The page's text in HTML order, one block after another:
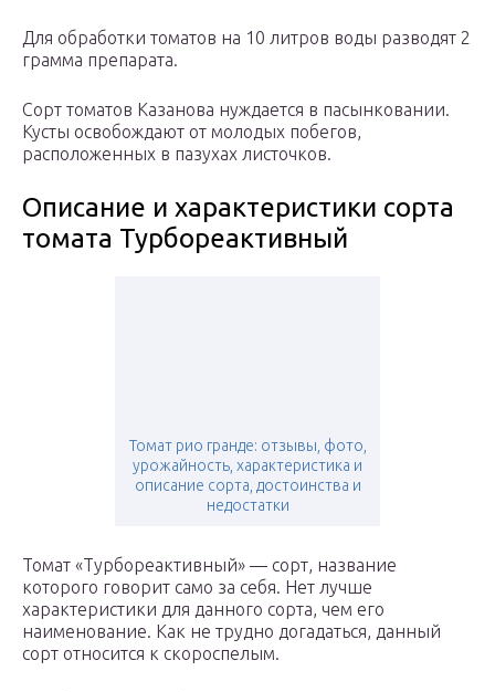
Для обработки томатов на 10 литров воды разводят 2
грамма препарата.
Сорт томатов Казанова нуждается в пасынковании.
Кусты освобождают от молодых побегов,
расположенных в пазухах листочков.
Описание и характеристики сорта
томата Турбореактивный
Томат рио гранде: отзывы, фото,
урожайность, характеристика и
описание сорта, достоинства и
недостатки
Томат «Турбореактивный» — сорт, название
которого говорит само за себя. Нет лучше
характеристики для данного сорта, чем его
наименование. Как не трудно догадаться, данный
сорт относится к скороспелым.